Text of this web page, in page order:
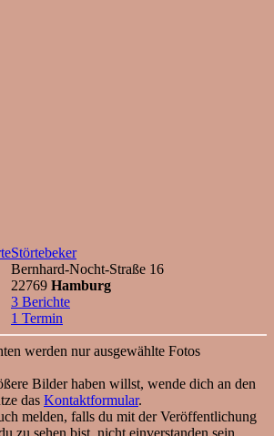
Störtebeker
Bernhard-Nocht-Straße 16
22769 Hamburg
3 Berichte
1 Termin
werden nur ausgewählte Fotos
Bilder haben willst, wende dich an den
das Kontaktformular.
melden, falls du mit der Veröffentlichung